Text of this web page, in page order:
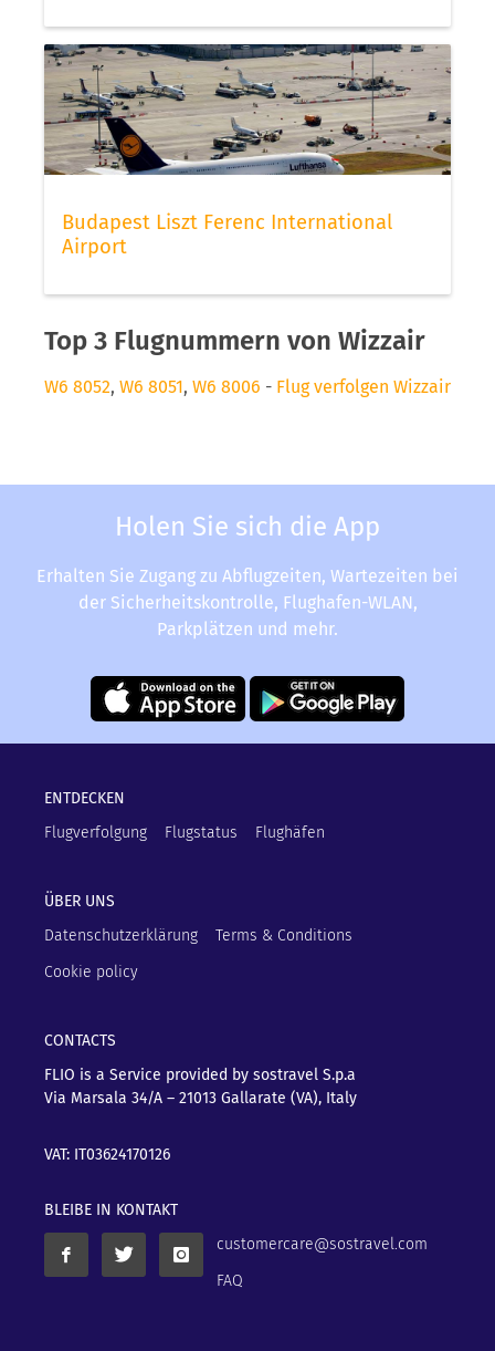
Budapest Liszt Ferenc International
Airport
Top 3 Flugnummern von Wizzair
W6 8052, W6 8051, W6 8006 - Flug verfolgen Wizzair
Holen Sie sich die App
Erhalten Sie Zugang zu Abflugzeiten, Wartezeiten bei
der Sicherheitskontrolle, Flughafen-WLAN,
Parkplätzen und mehr.
ENTDECKEN
Flugverfolgung
Flugstatus Flughäfen
ÜBER UNS
Datenschutzerklärung
Terms & Conditions
Cookie policy
CONTACTS
FLIO is a Service provided by sostravel S.p.a
Via Marsala 34/A – 21013 Gallarate (VA), Italy
VAT: IT03624170126
BLEIBE IN KONTAKT
customercare@sostravel.com
FAQ